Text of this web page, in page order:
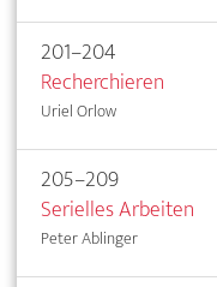
201–204
Recherchieren
Uriel Orlow
205–209
Serielles Arbeiten
Peter Ablinger